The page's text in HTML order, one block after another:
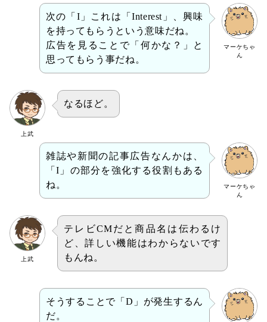
マーケちゃ
ん
次の「I」これは「Interest」、興味
を持ってもらうという意味だね。
広告を見ることで「何かな？」と
思ってもらう事だね。
上武
なるほど。
マーケちゃ
ん
雑誌や新聞の記事広告なんかは、
「I」の部分を強化する役割もある
ね。
上武
テレビCMだと商品名は伝わるけ
ど、詳しい機能はわからないです
もんね。
そうすることで「D」が発生するん
だ。